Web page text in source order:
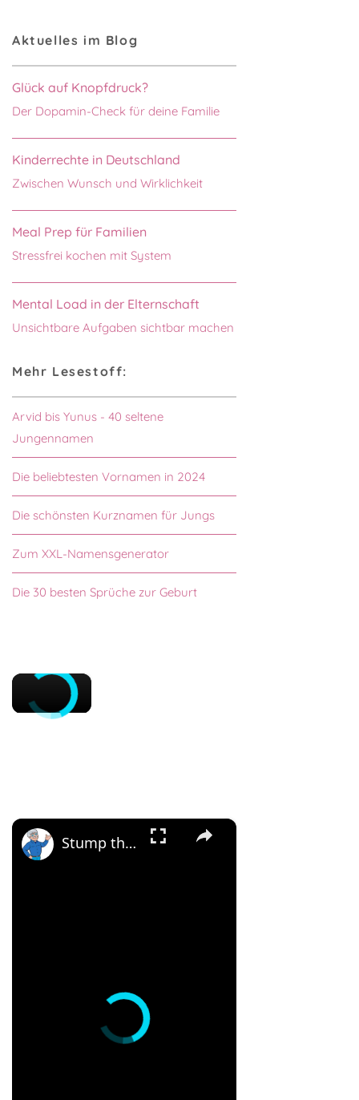
Aktuelles im Blog
Glück auf Knopfdruck?
Der Dopamin-Check für deine Familie
Kinderrechte in Deutschland
Zwischen Wunsch und Wirklichkeit
Meal Prep für Familien
Stressfrei kochen mit System
Mental Load in der Elternschaft
Unsichtbare Aufgaben sichtbar machen
Mehr Lesestoff:
Arvid bis Yunus - 40 seltene
Jungennamen
Die beliebtesten Vornamen in 2024
Die schönsten Kurznamen für Jungs
Zum XXL-Namensgenerator
Die 30 besten Sprüche zur Geburt
×
×
Stump the Builder #2